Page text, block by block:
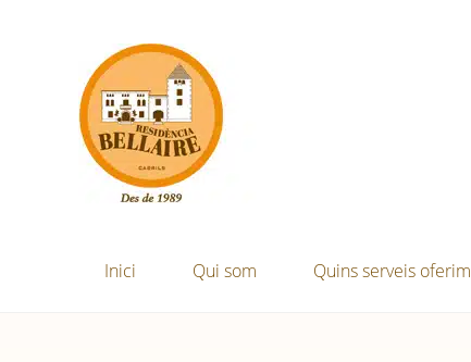
Inici Qui som Quins serveis oferim